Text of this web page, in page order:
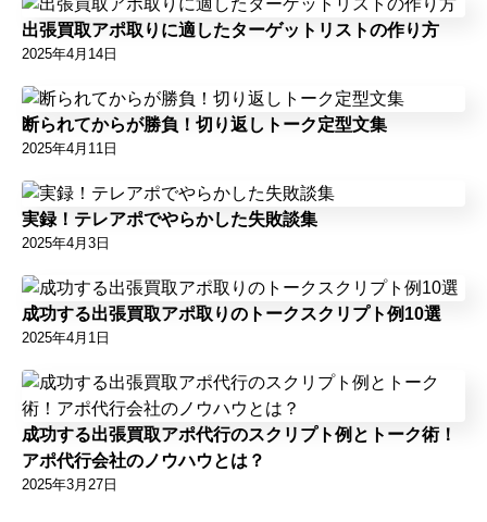
出張買取アポ取りに適したターゲットリストの作り方
2025年4月14日
断られてからが勝負！切り返しトーク定型文集
2025年4月11日
実録！テレアポでやらかした失敗談集
2025年4月3日
成功する出張買取アポ取りのトークスクリプト例10選
2025年4月1日
成功する出張買取アポ代行のスクリプト例とトーク術！
アポ代行会社のノウハウとは？
2025年3月27日